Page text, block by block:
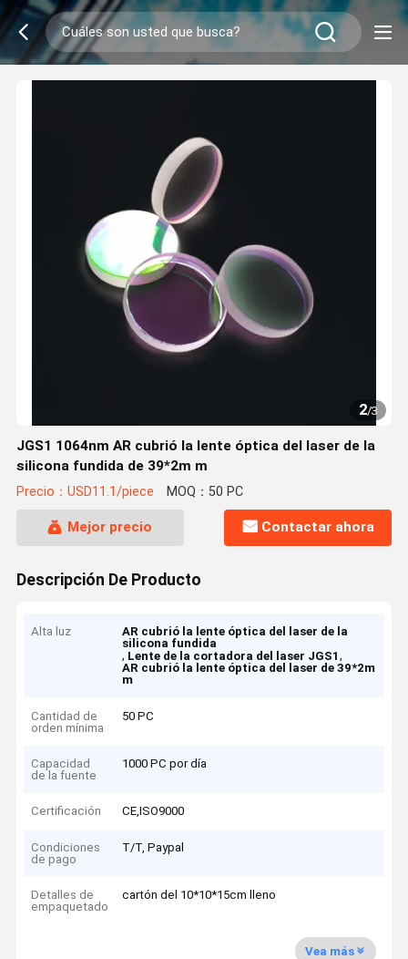
2/3
JGS1 1064nm AR cubrió la lente óptica del laser de la
silicona fundida de 39*2m m
Precio：USD11.1/piece MOQ：50 PC
Mejor precio Contactar ahora
Descripción De Producto
Alta luz
AR cubrió la lente óptica del laser de la
silicona fundida
, Lente de la cortadora del laser JGS1,
AR cubrió la lente óptica del laser de 39*2m
m
Cantidad de
orden mínima
50 PC
Capacidad
de la fuente
1000 PC por día
Certificación CE,ISO9000
Condiciones
de pago
T/T, Paypal
Detalles de
empaquetado
cartón del 10*10*15cm lleno
Vea más